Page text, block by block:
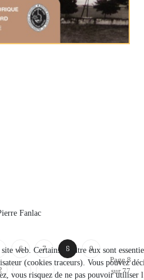
Fanlac
Page 8
sur 77
6 7 8 9
web. Certains d’entre eux sont
(cookies traceurs). Vous pouvez
vous risquez de ne pas pouvoir utiliser